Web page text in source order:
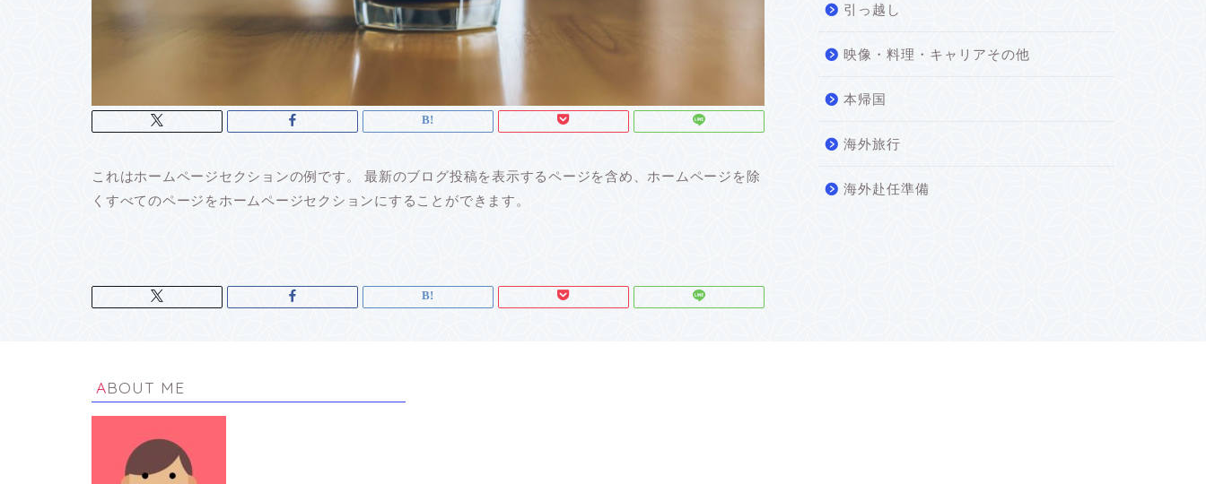
これはホームページセクションの例です。 最新のブログ投稿を表示するページを含め、ホームページを除
くすべてのページをホームページセクションにすることができます。
引っ越し
映像・料理・キャリアその他
本帰国
海外旅行
海外赴任準備
ABOUT ME